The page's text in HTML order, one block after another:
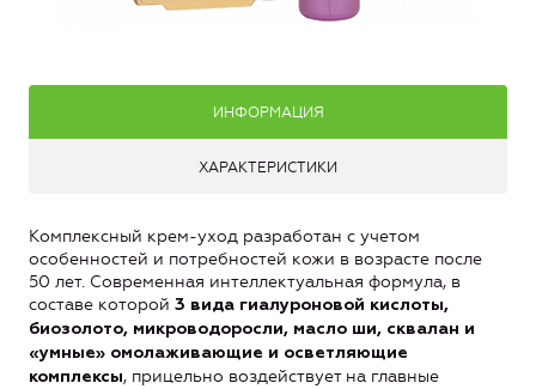
ИНФОРМАЦИЯ
ХАРАКТЕРИСТИКИ
Комплексный крем-уход разработан с учетом
особенностей и потребностей кожи в возрасте после
50 лет. Современная интеллектуальная формула, в
составе которой 3 вида гиалуроновой кислоты,
биозолото, микроводоросли, масло ши, сквалан и
«умные» омолаживающие и осветляющие
комплексы, прицельно воздействует на главные